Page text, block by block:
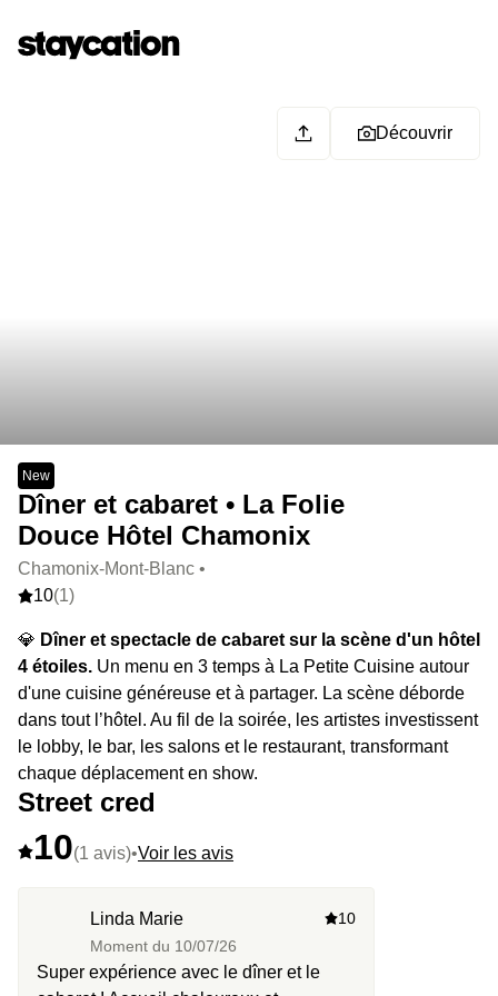
Découvrir
New
Dîner et cabaret • La Folie
Douce Hôtel Chamonix
Chamonix-Mont-Blanc •
10(1)
💎 Dîner et spectacle de cabaret sur la scène d'un hôtel
4 étoiles. Un menu en 3 temps à La Petite Cuisine autour
d'une cuisine généreuse et à partager. La scène déborde
dans tout l’hôtel. Au fil de la soirée, les artistes investissent
le lobby, le bar, les salons et le restaurant, transformant
chaque déplacement en show.
Street cred
10(1 avis)•Voir les avis
Linda Marie
Moment du 10/07/26
10
Super expérience avec le dîner et le